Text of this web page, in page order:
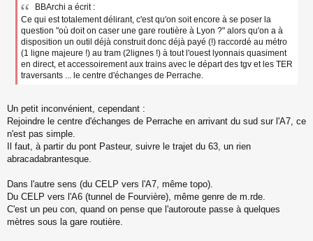
BBArchi a écrit :
Ce qui est totalement délirant, c'est qu'on soit encore à se poser la
question "où doit on caser une gare routière à Lyon ?" alors qu'on a à
disposition un outil déjà construit donc déjà payé (!) raccordé au métro
(1 ligne majeure !) au tram (2lignes !) à tout l'ouest lyonnais quasiment
en direct, et accessoirement aux trains avec le départ des tgv et les TER
traversants ... le centre d'échanges de Perrache.
Un petit inconvénient, cependant :
Rejoindre le centre d'échanges de Perrache en arrivant du sud sur l'A7, ce
n'est pas simple.
Il faut, à partir du pont Pasteur, suivre le trajet du 63, un rien
abracadabrantesque.
Dans l'autre sens (du CELP vers l'A7, même topo).
Du CELP vers l'A6 (tunnel de Fourvière), même genre de m.rde.
C'est un peu con, quand on pense que l'autoroute passe à quelques
mètres sous la gare routière.